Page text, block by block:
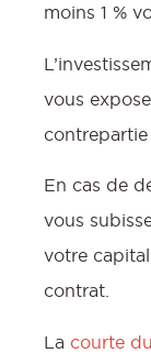
moins 1 %
vous
En cas de
vous
votre
contrat.
La courte